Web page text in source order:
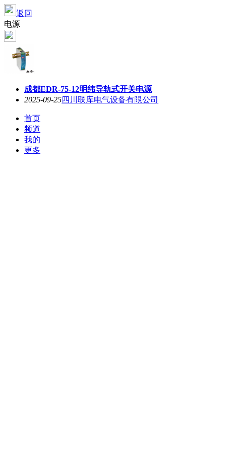
返回
电源
成都EDR-75-12明纬导轨式开关电源
2025-09-25四川联库电气设备有限公司
首页
频道
我的
更多